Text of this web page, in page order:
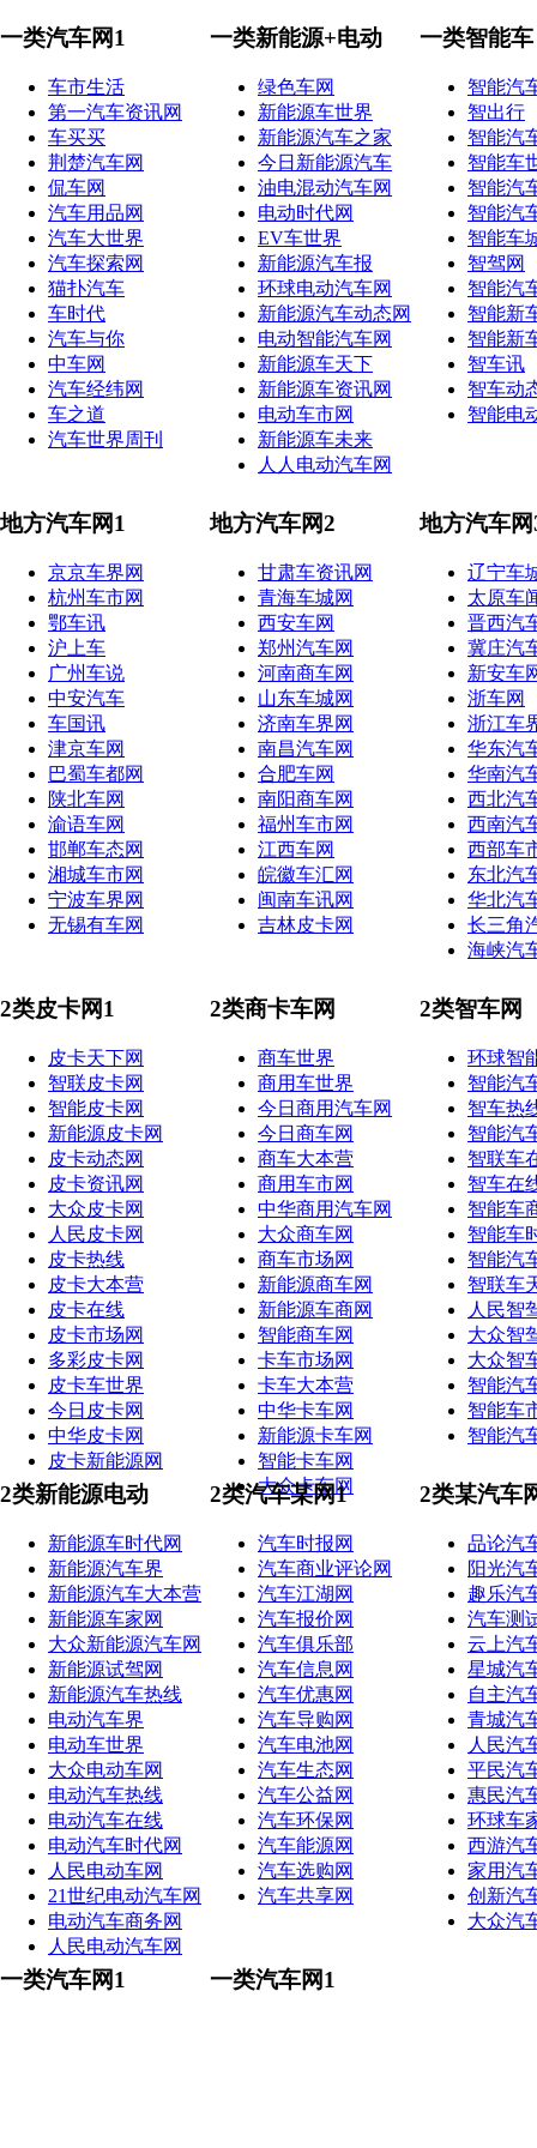
一类汽车网1
车市生活
第一汽车资讯网
车买买
荆楚汽车网
侃车网
汽车用品网
汽车大世界
汽车探索网
猫扑汽车
车时代
汽车与你
中车网
汽车经纬网
车之道
汽车世界周刊
一类新能源+电动
绿色车网
新能源车世界
新能源汽车之家
今日新能源汽车
油电混动汽车网
电动时代网
EV车世界
新能源汽车报
环球电动汽车网
新能源汽车动态网
电动智能汽车网
新能源车天下
新能源车资讯网
电动车市网
新能源车未来
人人电动汽车网
一类智能车
智能汽
智出行
智能汽
智能车
智能汽
智能汽
智能车
智驾网
智能汽
智能新
智能新
智车讯
智车动
智能电
地方汽车网1
京京车界网
杭州车市网
鄂车讯
沪上车
广州车说
中安汽车
车国讯
津京车网
巴蜀车都网
陕北车网
渝语车网
邯郸车态网
湘城车市网
宁波车界网
无锡有车网
地方汽车网2
甘肃车资讯网
青海车城网
西安车网
郑州汽车网
河南商车网
山东车城网
济南车界网
南昌汽车网
合肥车网
南阳商车网
福州车市网
江西车网
皖徽车汇网
闽南车讯网
吉林皮卡网
地方汽车网
辽宁车
太原车
晋西汽
冀庄汽
新安车
浙车网
浙江车
华东汽
华南汽
西北汽
西南汽
西部车
东北汽
华北汽
长三角
海峡汽
2类皮卡网1
皮卡天下网
智联皮卡网
智能皮卡网
新能源皮卡网
皮卡动态网
皮卡资讯网
大众皮卡网
人民皮卡网
皮卡热线
皮卡大本营
皮卡在线
皮卡市场网
多彩皮卡网
皮卡车世界
今日皮卡网
中华皮卡网
皮卡新能源网
2类商卡车网
商车世界
商用车世界
今日商用汽车网
今日商车网
商车大本营
商用车市网
中华商用汽车网
大众商车网
商车市场网
新能源商车网
新能源车商网
智能商车网
卡车市场网
卡车大本营
中华卡车网
新能源卡车网
智能卡车网
大众卡车网
2类智车网
环球智
智能汽
智车热
智能汽
智联车
智车在
智能车
智能车
智能汽
智联车
人民智
大众智
大众智
智能汽
智能车
智能汽
2类新能源电动
新能源车时代网
新能源汽车界
新能源汽车大本营
新能源车家网
大众新能源汽车网
新能源试驾网
新能源汽车热线
电动汽车界
电动车世界
大众电动车网
电动汽车热线
电动汽车在线
电动汽车时代网
人民电动车网
21世纪电动汽车网
电动汽车商务网
人民电动汽车网
2类汽车某网1
汽车时报网
汽车商业评论网
汽车江湖网
汽车报价网
汽车俱乐部
汽车信息网
汽车优惠网
汽车导购网
汽车电池网
汽车生态网
汽车公益网
汽车环保网
汽车能源网
汽车选购网
汽车共享网
2类某汽车
品论汽
阳光汽
趣乐汽
汽车测
云上汽
星城汽
自主汽
青城汽
人民汽
平民汽
惠民汽
环球车
西游汽
家用汽
创新汽
大众汽
一类汽车网1 一类汽车网1